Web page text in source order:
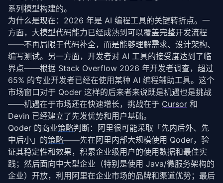
系列模型构建的。
为什么是现在：2026 年是 AI 编程工具的关键转折点。一
方面，大模型代码能力已经成熟到可以覆盖完整开发流程
——不再局限于代码补全，而是能够理解需求、设计架构、
编写测试。另一方面，开发者对 AI 工具的接受度达到了临
界点——根据 Stack Overflow 2026 年开发者调查，超过
65% 的专业开发者已经在使用某种 AI 编程辅助工具。这个
市场窗口对于 Qoder 这样的后来者来说既是机遇也是挑战
——机遇在于市场还在快速增长，挑战在于 Cursor 和
Devin 已经建立了先发优势和用户基础。
Qoder 的商业策略判断：阿里很可能采取「先内后外、先
中后小」的策略——先在阿里内部大规模使用 Qoder，验
证其稳定性和效果，积累企业级用户的使用数据和最佳实
践；然后面向中大型企业（特别是使用 Java/微服务架构的
企业）开放，利用阿里在企业市场的品牌和渠道优势；最后